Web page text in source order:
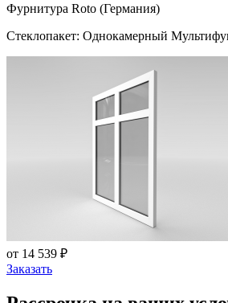
Фурнитура Roto (Германия)
Стеклопакет: Однокамерный
от 14 539 ₽
Заказать